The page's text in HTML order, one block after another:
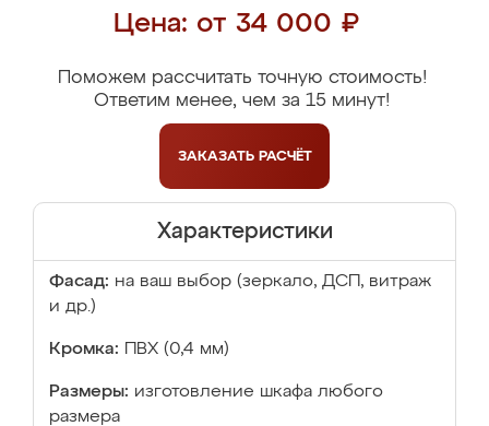
Цена: от 34 000 ₽
Поможем рассчитать точную стоимость!
Ответим менее, чем за 15 минут!
ЗАКАЗАТЬ РАСЧЁТ
Характеристики
Фасад: на ваш выбор (зеркало, ДСП, витраж
и др.)
Кромка: ПВХ (0,4 мм)
Размеры: изготовление шкафа любого
размера